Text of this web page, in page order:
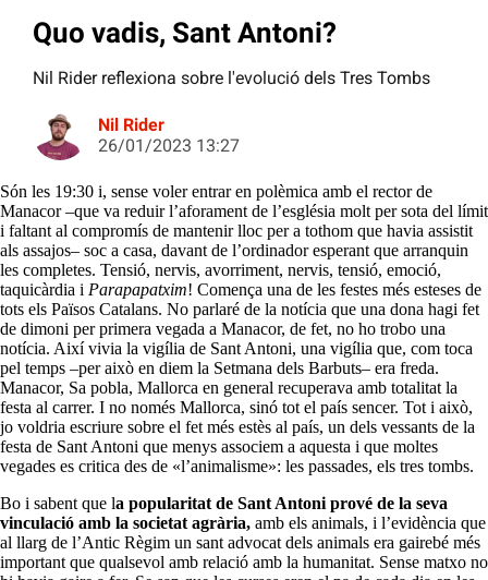
Quo vadis, Sant Antoni?
Nil Rider reflexiona sobre l'evolució dels Tres Tombs
Nil Rider
26/01/2023 13:27
Són les 19:30 i, sense voler entrar en polèmica amb el rector de
Manacor –que va reduir l’aforament de l’església molt per sota del límit
i faltant al compromís de mantenir lloc per a tothom que havia assistit
als assajos– soc a casa, davant de l’ordinador esperant que arranquin
les completes. Tensió, nervis, avorriment, nervis, tensió, emoció,
taquicàrdia i Parapapatxim! Comença una de les festes més esteses de
tots els Països Catalans. No parlaré de la notícia que una dona hagi fet
de dimoni per primera vegada a Manacor, de fet, no ho trobo una
notícia. Així vivia la vigília de Sant Antoni, una vigília que, com toca
pel temps –per això en diem la Setmana dels Barbuts– era freda.
Manacor, Sa pobla, Mallorca en general recuperava amb totalitat la
festa al carrer. I no només Mallorca, sinó tot el país sencer. Tot i això,
jo voldria escriure sobre el fet més estès al país, un dels vessants de la
festa de Sant Antoni que menys associem a aquesta i que moltes
vegades es critica des de «l’animalisme»: les passades, els tres tombs.
Bo i sabent que la popularitat de Sant Antoni prové de la seva
vinculació amb la societat agrària, amb els animals, i l’evidència que
al llarg de l’Antic Règim un sant advocat dels animals era gairebé més
important que qualsevol amb relació amb la humanitat. Sense matxo no